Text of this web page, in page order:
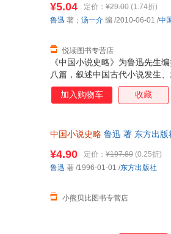
《中国小说史略》为鲁迅先生
八篇，叙述中国古代小说发生
末谴责小说。《中国小说史略
说的思想、艺术，言简意赅，
¥5.04 定价： ¥29.00 (1.74折)
悦读图书专营店
鲁迅 著； 汤一介 编 /2010-06-01 /中
加入购物车 收藏
中国小说史略 鲁迅 著 东方出
¥4.90 定价： ¥197.80 (0.25折)
小熊贝比图书专营店
鲁迅 著 /1996-01-01 /东方出版社